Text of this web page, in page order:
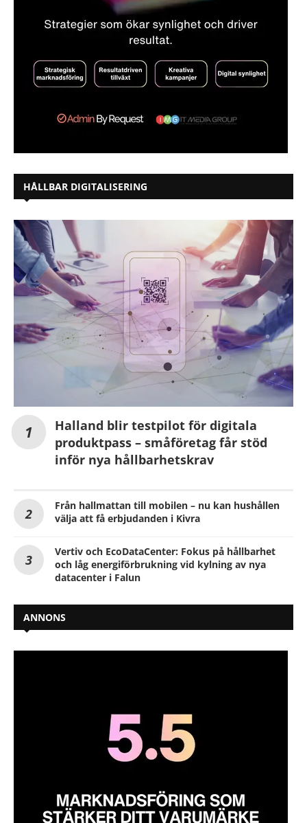
HÅLLBAR DIGITALISERING
Halland blir testpilot för digitala
produktpass – småföretag får stöd
inför nya hållbarhetskrav
Från hallmattan till mobilen – nu kan hushållen
välja att få erbjudanden i Kivra
Vertiv och EcoDataCenter: Fokus på hållbarhet
och låg energiförbrukning vid kylning av nya
datacenter i Falun
ANNONS